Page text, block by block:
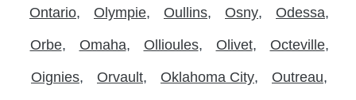
Ontario Olympie Oullins Osny Odessa
Orbe Omaha Ollioules Olivet Octeville
Oignies Orvault Oklahoma City Outreau